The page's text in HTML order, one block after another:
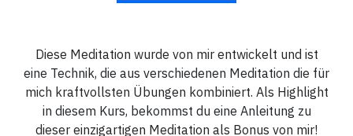
Diese Meditation wurde von mir entwickelt und ist
eine Technik, die aus verschiedenen Meditation die für
mich kraftvollsten Übungen kombiniert. Als Highlight
in diesem Kurs, bekommst du eine Anleitung zu
dieser einzigartigen Meditation als Bonus von mir!